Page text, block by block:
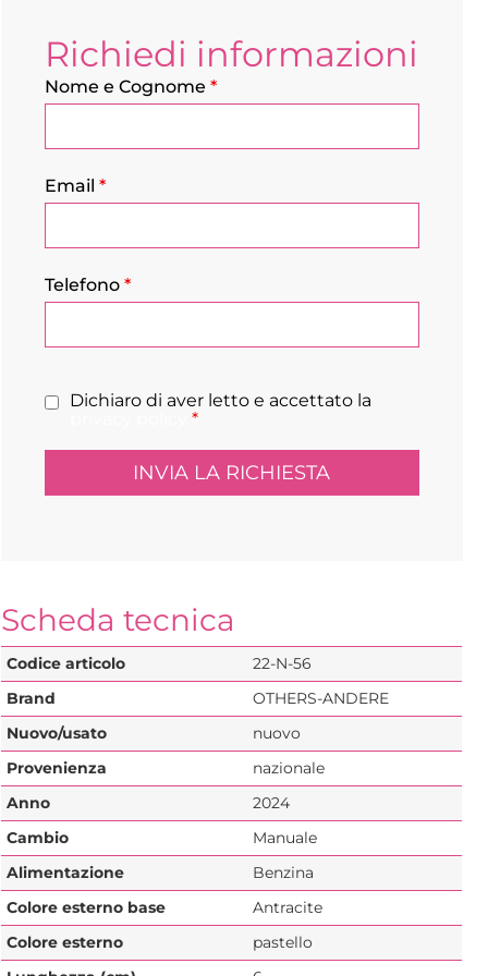
Richiedi informazioni
Nome e Cognome*
Email*
Telefono*
Dichiaro di aver letto e accettato la
*
Scheda tecnica
Codice articolo
22-N-56
Brand
OTHERS-ANDERE
Nuovo/usato
nuovo
Provenienza
nazionale
Anno
2024
Cambio
Manuale
Alimentazione
Benzina
Colore esterno base
Antracite
Colore esterno
pastello